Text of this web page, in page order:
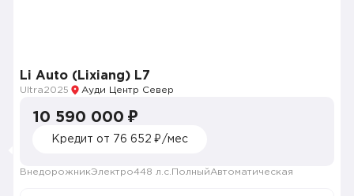
Li Auto (Lixiang) L7
Ultra2025 Ауди Центр Север
10 590 000 ₽
Кредит от 76 652 ₽/мес
ВнедорожникЭлектро448 л.с. ПолныйАвтоматическая